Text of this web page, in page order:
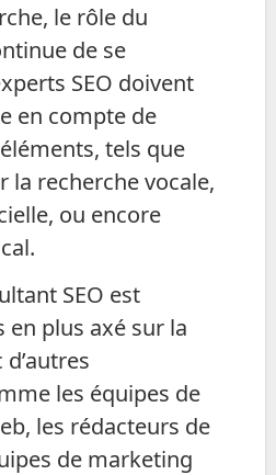
le rôle du
de se
SEO doivent
en compte de
tels que
la recherche vocale,
ou encore
SEO est
en plus axé sur la
les équipes de
les rédacteurs de
de marketing